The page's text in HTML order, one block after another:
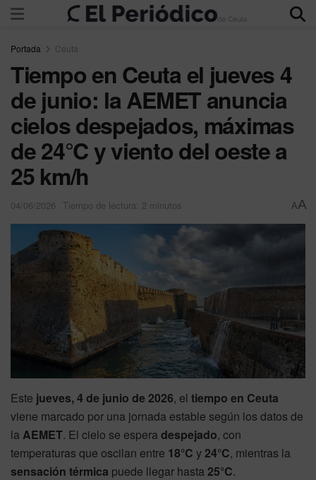
Portada Ceuta
Tiempo en Ceuta el jueves 4
de junio: la AEMET anuncia
cielos despejados, máximas
de 24°C y viento del oeste a
25 km/h
04/06/2026 Tiempo de lectura: 2 minutos AA
Este jueves, 4 de junio de 2026, el tiempo en Ceuta
viene marcado por una jornada estable según los datos de
laAEMET. El cielo se esperadespejado, con
temperaturas que oscilan entre 18°C y24°C, mientras la
sensación térmica puede llegar hasta25°C.